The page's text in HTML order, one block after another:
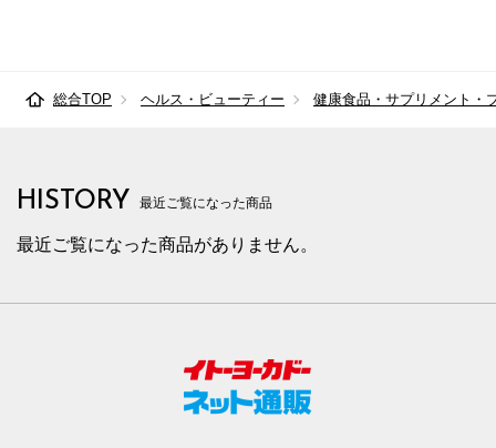
総合TOP ヘルス・ビューティー 健康食品・サプリメント・
HISTORY 最近ご覧になった商品
最近ご覧になった商品がありません。